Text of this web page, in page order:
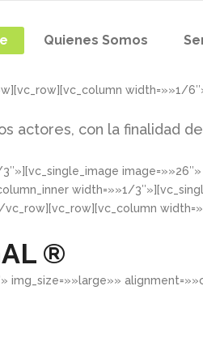
Quienes Somos
width=»»1/
actores, con la finalidad
width=»»1/
®
img_size=»»large»»